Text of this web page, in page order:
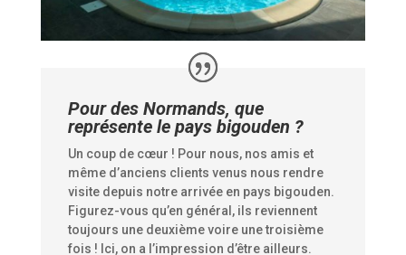
Pour des Normands, que
représente le pays bigouden ?
Un coup de cœur ! Pour nous, nos amis et
même d’anciens clients venus nous rendre
visite depuis notre arrivée en pays bigouden.
Figurez-vous qu’en général, ils reviennent
toujours une deuxième voire une troisième
fois ! Ici, on a l’impression d’être ailleurs.